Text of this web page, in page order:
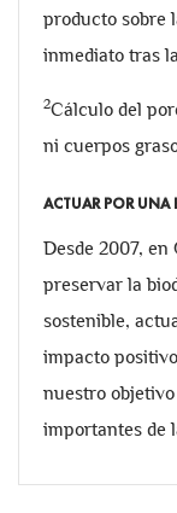
producto sobre
inmediato tras
2Cálculo del
ni cuerpos
ACTUAR POR UNA
Desde 2007,
preservar la
sostenible,
impacto
nuestro
importantes de